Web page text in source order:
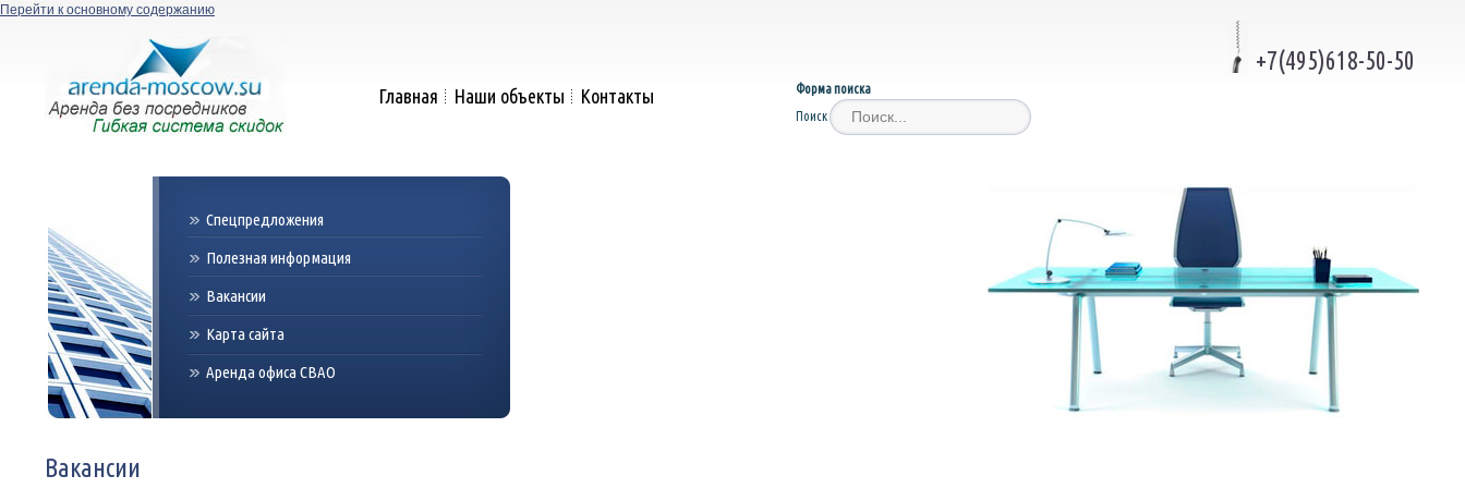
Перейти к основному содержанию
Главная Наши объекты Контакты
Форма поиска
Поиск
+7(495)618-50-50
Спецпредложения
Полезная информация
Вакансии
Карта сайта
Аренда офиса СВАО
Вакансии